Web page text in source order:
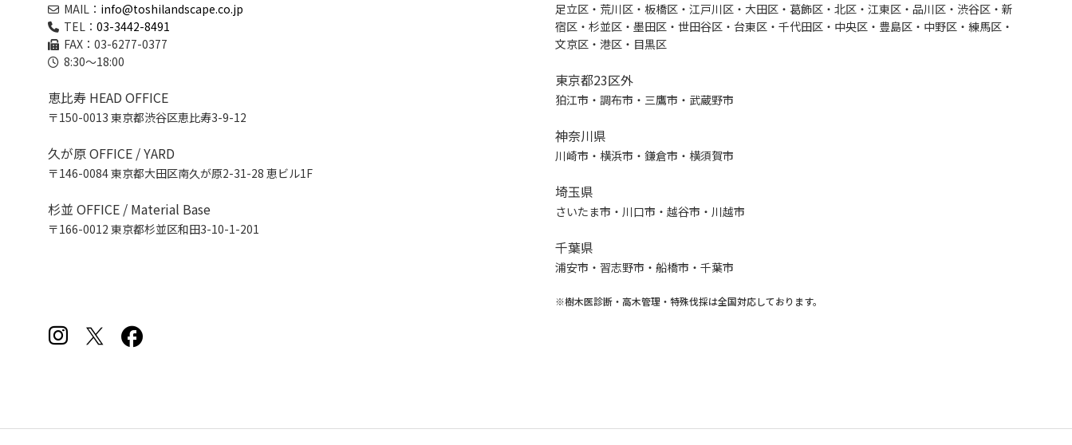
MAIL： info@toshilandscape.co.jp
TEL： 03-3442-8491
FAX：03-6277-0377
8:30～18:00
恵比寿 HEAD OFFICE
〒150-0013 東京都渋谷区恵比寿3-9-12
久が原 OFFICE / YARD
〒146-0084 東京都大田区南久が原2-31-28 恵ビル1F
杉並 OFFICE / Material Base
〒166-0012 東京都杉並区和田3-10-1-201
足立区・荒川区・板橋区・江戸川区・大田区・葛飾区・北区・江東区・品川区・渋谷区・新
宿区・杉並区・墨田区・世田谷区・台東区・千代田区・中央区・豊島区・中野区・練馬区・
文京区・港区・目黒区
東京都23区外
狛江市・調布市・三鷹市・武蔵野市
神奈川県
川崎市・横浜市・鎌倉市・横須賀市
埼玉県
さいたま市・川口市・越谷市・川越市
千葉県
浦安市・習志野市・船橋市・千葉市
※樹木医診断・高木管理・特殊伐採は全国対応しております。